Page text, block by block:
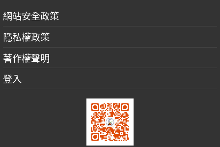
網站安全政策
隱私權政策
著作權聲明
登入